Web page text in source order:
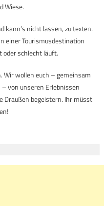
Wiese.
kann’s nicht lassen, zu texten.
einer Tourismusdestination
oder schlecht läuft.
Wir wollen euch – gemeinsam
von unseren Erlebnissen
Draußen begeistern. Ihr müsst